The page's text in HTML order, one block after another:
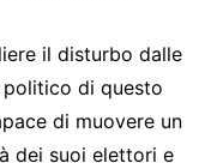
il disturbo dalle
di questo
di muovere un
dei suoi elettori e